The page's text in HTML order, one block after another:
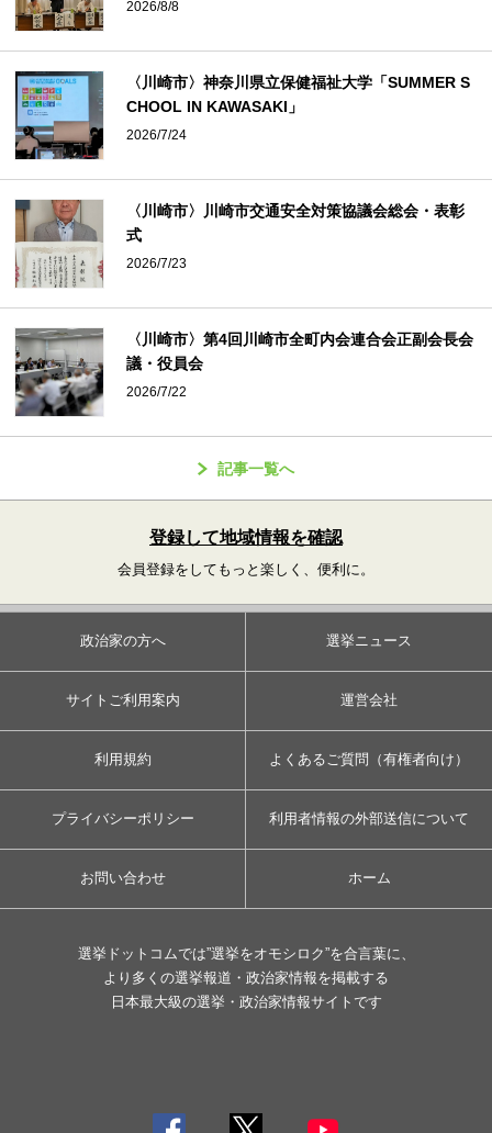
2026/8/8
〈川崎市〉神奈川県立保健福祉大学「SUMMER S
CHOOL IN KAWASAKI」
2026/7/24
〈川崎市〉川崎市交通安全対策協議会総会・表彰
式
2026/7/23
〈川崎市〉第4回川崎市全町内会連合会正副会長会
議・役員会
2026/7/22
記事一覧へ
登録して地域情報を確認
会員登録をしてもっと楽しく、便利に。
政治家の方へ 選挙ニュース
サイトご利用案内 運営会社
利用規約 よくあるご質問（有権者向け）
プライバシーポリシー 利用者情報の外部送信について
お問い合わせ ホーム
選挙ドットコムでは”選挙をオモシロク”を合言葉に、
より多くの選挙報道・政治家情報を掲載する
日本最大級の選挙・政治家情報サイトです